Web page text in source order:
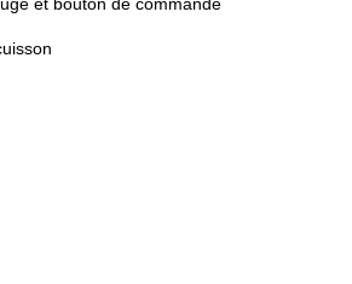
et bouton de commande